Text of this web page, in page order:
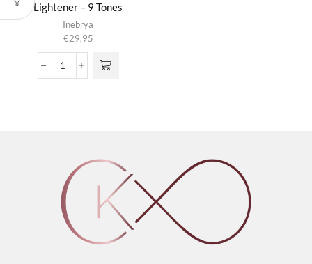
Lightener – 9 Tones
Inebrya
€29,95
Bleaching
aantal